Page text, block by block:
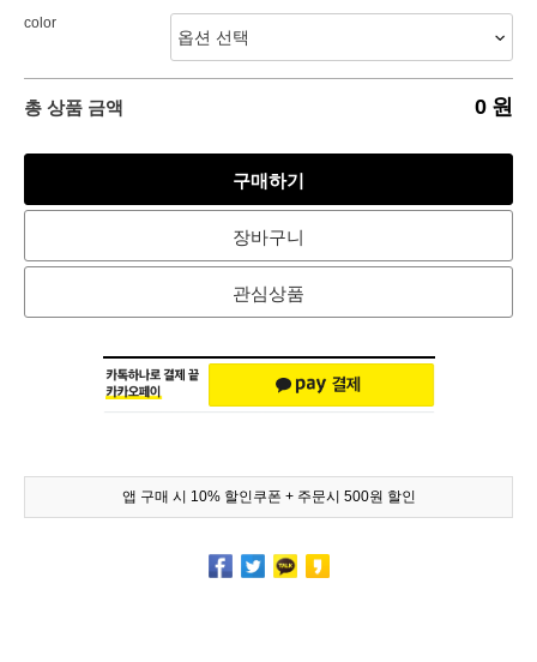
color
총 상품 금액 0 원
구매하기
장바구니
관심상품
앱 구매 시 10% 할인쿠폰 + 주문시 500원 할인